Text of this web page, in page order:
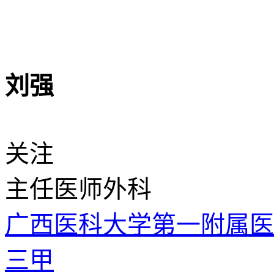
刘强
关注
主任医师外科
广西医科大学第一附属
三甲